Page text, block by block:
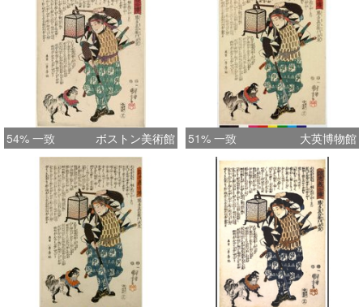
54% 一致 ボストン美術館 51% 一致 大英博物館